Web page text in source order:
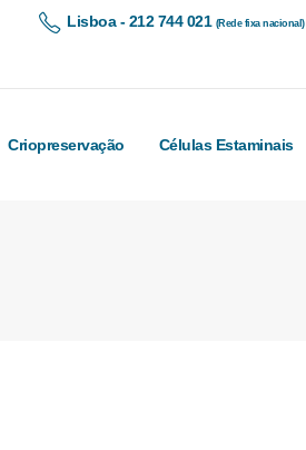
Lisboa - 212 744 021 (Rede fixa nacional)
Criopreservação Células Estaminais